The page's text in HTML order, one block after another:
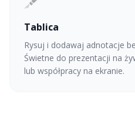
Tablica
Rysuj i dodawaj adnotacje
Świetne do prezentacji na
lub współpracy na ekranie.